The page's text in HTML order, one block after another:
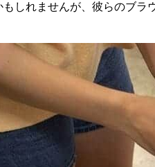
しれませんが、彼らのブ